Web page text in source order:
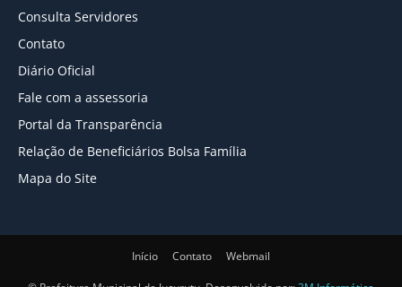
Consulta Servidores
Contato
Diário Oficial
Fale com a assessoria
Portal da Transparência
Relação de Beneficiários Bolsa Família
Mapa do Site
Início Contato Webmail